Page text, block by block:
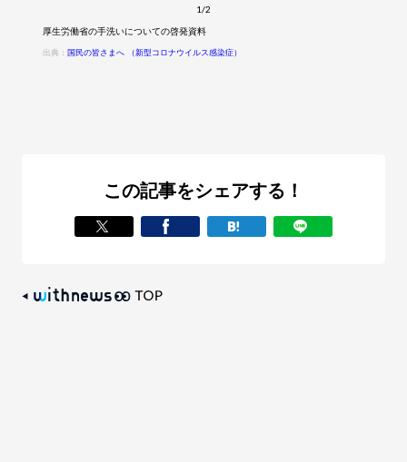
1/2
厚生労働省の手洗いについての啓発資料
出典： 国民の皆さまへ （新型コロナウイルス感染症）
この記事をシェアする！